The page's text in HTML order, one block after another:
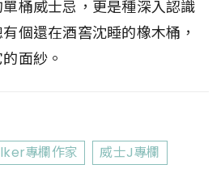
桶威士忌，更是種深入認識
個還在酒窖沈睡的橡木桶，
面紗。
專欄作家 威士J專欄